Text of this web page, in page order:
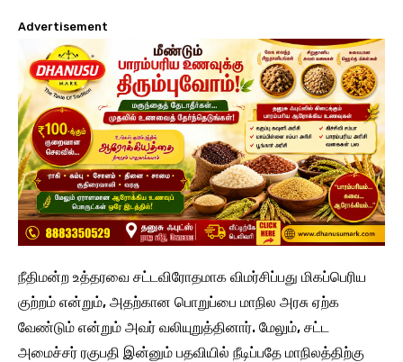
Advertisement
நீதிமன்ற உத்தரவை சட்டவிரோதமாக விமர்சிப்பது மிகப்பெரிய
குற்றம் என்றும், அதற்கான பொறுப்பை மாநில அரசு ஏற்க
வேண்டும் என்றும் அவர் வலியுறுத்தினார். மேலும், சட்ட
அமைச்சர் ரகுபதி இன்னும் பதவியில் நீடிப்பதே மாநிலத்திற்கு